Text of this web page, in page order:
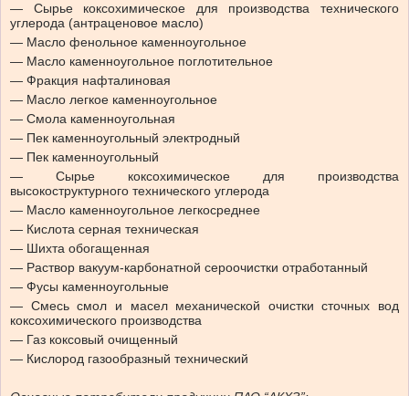
— Сырье коксохимическое для производства технического
углерода (антраценовое масло)
— Масло фенольное каменноугольное
— Масло каменноугольное поглотительное
— Фракция нафталиновая
— Масло легкое каменноугольное
— Смола каменноугольная
— Пек каменноугольный электродный
— Пек каменноугольный
— Сырье коксохимическое для производства
высокоструктурного технического углерода
— Масло каменноугольное легкосреднее
— Кислота серная техническая
— Шихта обогащенная
— Раствор вакуум-карбонатной сероочистки отработанный
— Фусы каменноугольные
— Смесь смол и масел механической очистки сточных вод
коксохимического производства
— Газ коксовый очищенный
— Кислород газообразный технический